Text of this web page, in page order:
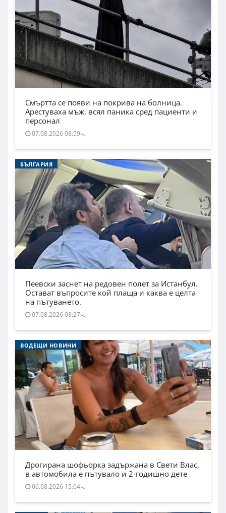
Смъртта се появи на покрива на болница.
Арестуваха мъж, всял паника сред пациенти и
персонал
07.08.2026 08:59ч.
БЪЛГАРИЯ
Пеевски заснет на редовен полет за Истанбул.
Остават въпросите кой плаща и каква е целта
на пътуването.
07.08.2026 08:27ч.
ВОДЕЩИ НОВИНИ
Дрогирана шофьорка задържана в Свети Влас,
в автомобила е пътувало и 2-годишно дете
06.08.2026 15:04ч.